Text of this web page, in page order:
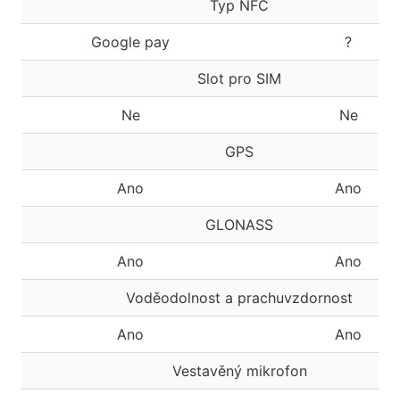
Typ NFC
Google pay ?
Slot pro SIM
Ne Ne
GPS
Ano Ano
GLONASS
Ano Ano
Voděodolnost a prachuvzdornost
Ano Ano
Vestavěný mikrofon